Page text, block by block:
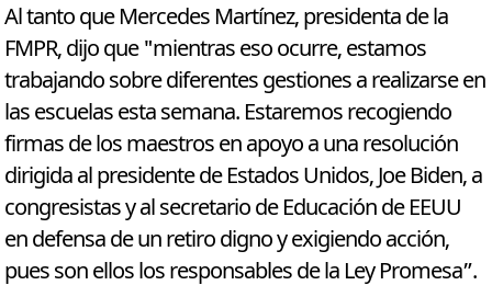
Al tanto que Mercedes Martínez, presidenta de la
FMPR, dijo que "mientras eso ocurre, estamos
trabajando sobre diferentes gestiones a realizarse en
las escuelas esta semana. Estaremos recogiendo
firmas de los maestros en apoyo a una resolución
dirigida al presidente de Estados Unidos, Joe Biden, a
congresistas y al secretario de Educación de EEUU
en defensa de un retiro digno y exigiendo acción,
pues son ellos los responsables de la Ley Promesa”.